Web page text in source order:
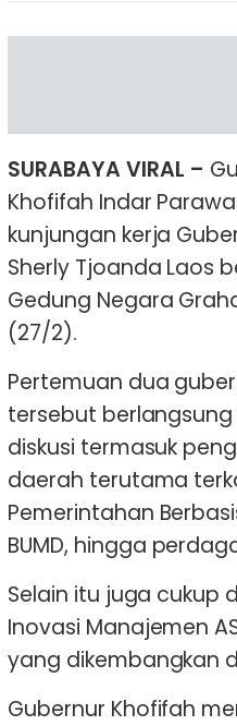
SURABAYA VIRAL –
Khofifah Indar
kunjungan kerja
Sherly Tjoanda Laos
Gedung Negara
(27/2).
Pertemuan dua
tersebut
diskusi termasuk
daerah terutama
Pemerintahan
BUMD, hingga
Selain itu juga cukup
Inovasi Manajemen
yang dikembangkan
Gubernur Khofifah